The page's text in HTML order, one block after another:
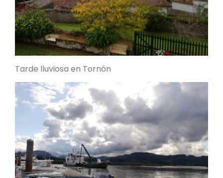
Tarde lluviosa en Tornón